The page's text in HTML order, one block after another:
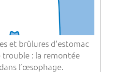
et brûlures d’estomac
trouble : la remontée
l’œsophage.